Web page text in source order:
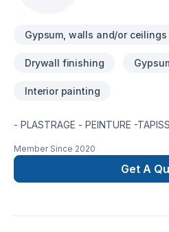
Gypsum, walls and/or ceilings
Drywall finishing
Interior painting
Member Since 2020
Get A